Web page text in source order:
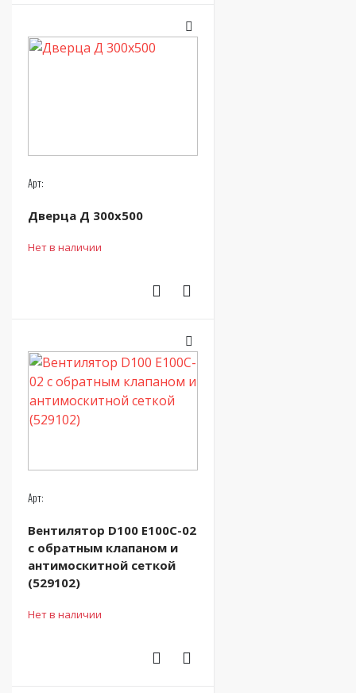
Арт:
Дверца Д 300х500
Нет в наличии
Арт:
Вентилятор D100 E100C-02
с обратным клапаном и
антимоскитной сеткой
(529102)
Нет в наличии